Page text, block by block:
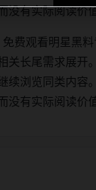
没有实际阅读价
费观看明星黑
关长尾需求展开
续浏览同类内
没有实际阅读价值